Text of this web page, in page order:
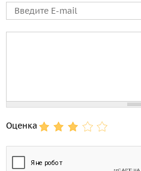
E-mail
Оценка